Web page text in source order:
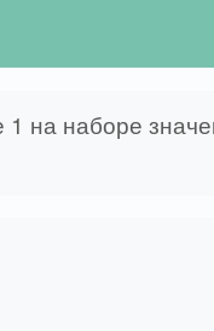
на наборе